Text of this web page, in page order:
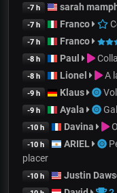
-7 h sarah
-7 h Franco
-7 h Franco
-8 h Paul
-8 h Lionel A
-9 h Klaus
-9 h Ayala
-10 h Davina
-10 h ARIEL
placer
-10 h Justin